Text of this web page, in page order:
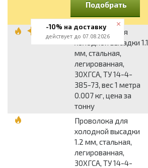
Подобрать
Проволока для
холодной высадки 1.1
мм, стальная,
легированная,
30ХГСА, ТУ 14-4-
385-73, вес 1 метра
0.007 кг, цена за
тонну
Проволока для
холодной высадки
1.2 мм, стальная,
легированная,
30ХГСА, ТУ 14-4-
-10% на доставку
действует до 07.08.2026